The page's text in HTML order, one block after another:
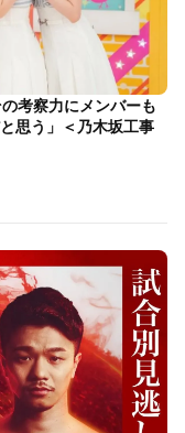
考察力にメンバーも
思う」＜乃木坂工事